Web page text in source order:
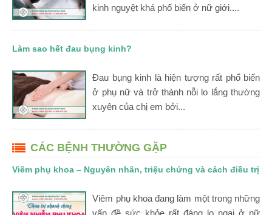
kinh nguyệt khá phổ biến ở nữ giới....
Làm sao hết đau bụng kinh?
Đau bụng kinh là hiện tượng rất phổ biến
ở phụ nữ và trở thành nỗi lo lắng thường
xuyên của chị em bởi...
CÁC BỆNH THƯỜNG GẶP
Viêm phụ khoa – Nguyên nhân, triệu chứng và cách điều trị
Viêm phụ khoa đang làm một trong những
vấn đề sức khỏe rất đáng lo ngại ở nữ